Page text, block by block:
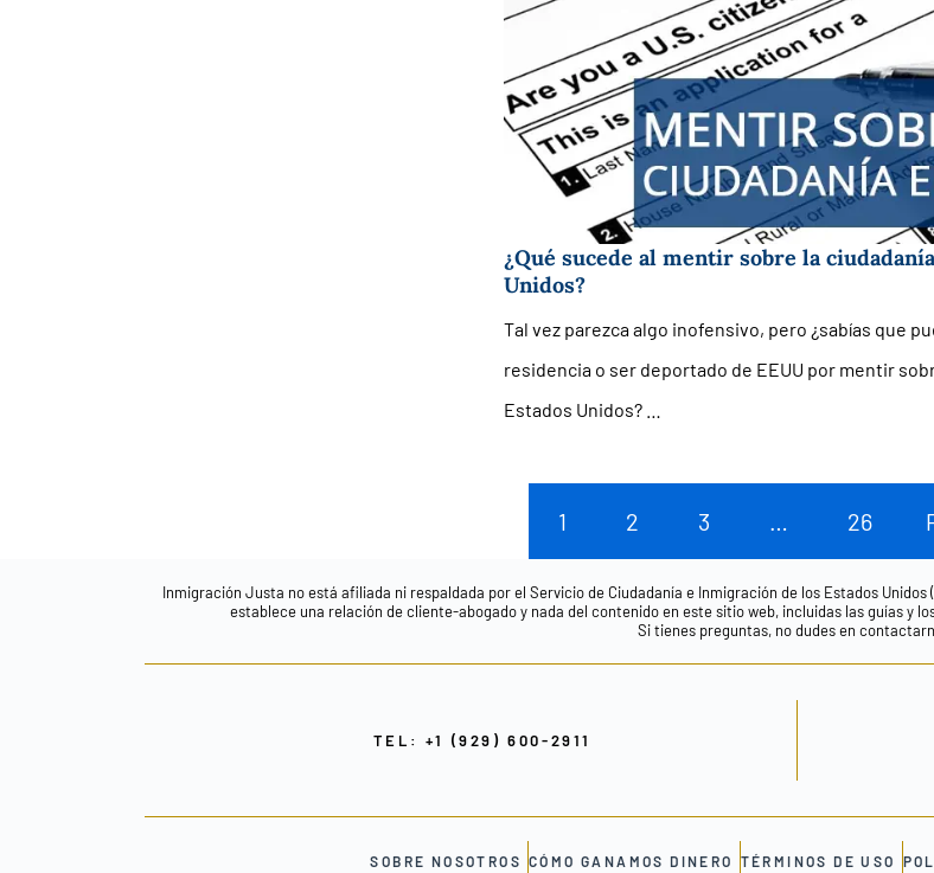
¿Qué sucede al mentir sobre la
Unidos?
Tal vez parezca algo inofensivo, pero ¿sabías que
residencia o ser deportado de EEUU por mentir
Estados Unidos? …
1 2 3 26
Inmigración Justa no está afiliada ni respaldada por el Servicio de Ciudadanía e Inmigración de los Estados
establece una relación de cliente-abogado y nada del contenido en este sitio web, incluidas las guías y
Si tienes preguntas, no dudes en
TEL: +1 (929) 600-2911
SOBRE NOSOTROS CÓMO GANAMOS DINERO TÉRMINOS DE USO